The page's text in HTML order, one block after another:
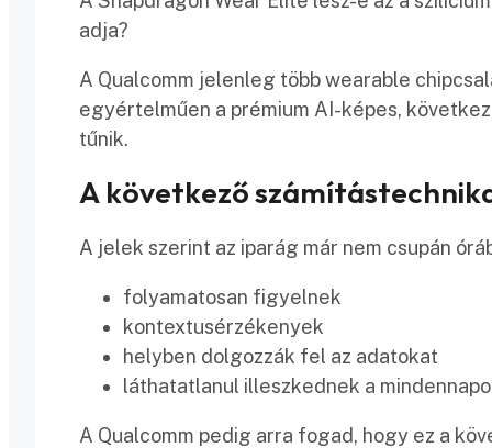
adja?
A Qualcomm jelenleg több wearable
egyértelműen a prémium AI-képes,
tűnik.
A következő
A jelek szerint az iparág már nem csupán
folyamatosan figyelnek
kontextusérzékenyek
helyben dolgozzák fel az adatokat
láthatatlanul illeszkednek a
A Qualcomm pedig arra fogad, hogy ez a